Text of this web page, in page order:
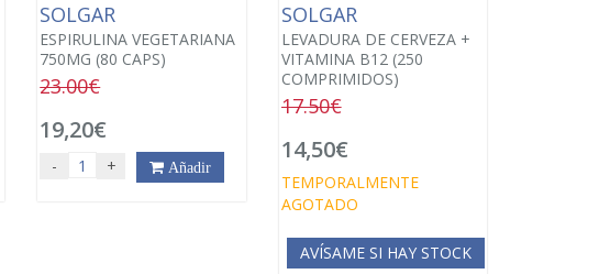
SOLGAR
ESPIRULINA VEGETARIANA
750MG (80 CAPS)
23.00€
19,20€
- + Añadir
SOLGAR
LEVADURA DE CERVEZA +
VITAMINA B12 (250
COMPRIMIDOS)
17.50€
14,50€
TEMPORALMENTE
AGOTADO
AVÍSAME SI HAY STOCK